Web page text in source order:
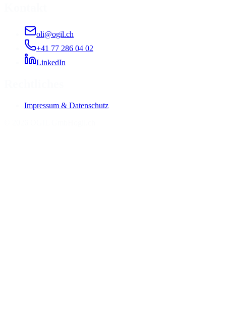
oli@ogil.ch
+41 77 286 04 02
LinkedIn
Impressum & Datenschutz